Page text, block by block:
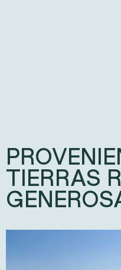
TIERRAS